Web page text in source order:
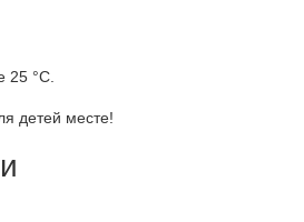
25 °C.
детей месте!